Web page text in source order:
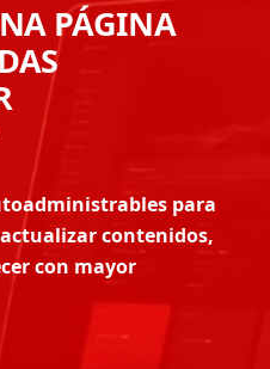
PÁGINA
para
contenidos,
con mayor